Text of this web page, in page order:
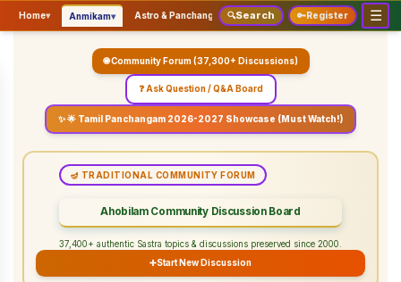
Home▾ Anmikam▾ Astro & Panchangam▾ Vaidhikam & Sastram▾
🔍Search 🔑Register ☰
🌐 Community Forum (37,300+ Discussions)
❓ Ask Question / Q&A Board
✨ 🌟 Tamil Panchangam 2026-2027 Showcase (Must Watch!)
🪔 TRADITIONAL COMMUNITY FORUM
Ahobilam Community Discussion Board
37,400+ authentic Sastra topics & discussions preserved since 2000.
➕Start New Discussion